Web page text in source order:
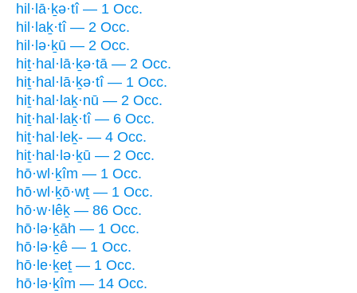
hil·lā·ḵə·tî — 1 Occ.
hil·laḵ·tî — 2 Occ.
hil·lə·ḵū — 2 Occ.
hiṯ·hal·lā·ḵə·tā — 2 Occ.
hiṯ·hal·lā·ḵə·tî — 1 Occ.
hiṯ·hal·laḵ·nū — 2 Occ.
hiṯ·hal·laḵ·tî — 6 Occ.
hiṯ·hal·leḵ- — 4 Occ.
hiṯ·hal·lə·ḵū — 2 Occ.
hō·wl·ḵîm — 1 Occ.
hō·wl·ḵō·wṯ — 1 Occ.
hō·w·lêḵ — 86 Occ.
hō·lə·ḵāh — 1 Occ.
hō·lə·ḵê — 1 Occ.
hō·le·ḵeṯ — 1 Occ.
hō·lə·ḵîm — 14 Occ.